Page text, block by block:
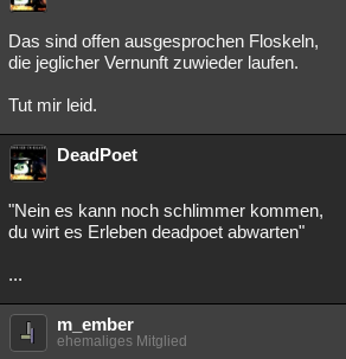
Das sind offen ausgesprochen Floskeln,
die jeglicher Vernunft zuwieder laufen.
Tut mir leid.
DeadPoet
"Nein es kann noch schlimmer kommen,
du wirt es Erleben deadpoet abwarten"
...
m_ember
ehemaliges Mitglied